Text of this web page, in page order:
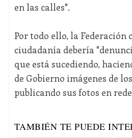
en las calles".
Por todo ello, la Federación
ciudadanía debería
que está sucediendo,
de Gobierno imágenes de
publicando sus fotos en
TAMBIÉN TE PUEDE